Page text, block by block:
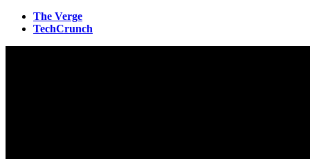
The Verge
TechCrunch